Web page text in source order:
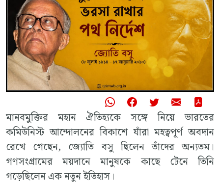
মানবমুক্তির মহান ঐতিহ্যকে সঙ্গে নিয়ে ভারতের
কমিউনিস্ট আন্দোলনের বিকাশে যাঁরা মহত্বপূর্ণ অবদান
রেখে গেছেন, জ্যোতি বসু ছিলেন তাঁদের অন্যতম।
গণসংগ্রামের ময়দানে মানুষকে কাছে টেনে তিনি
গড়েছিলেন এক নতুন ইতিহাস।